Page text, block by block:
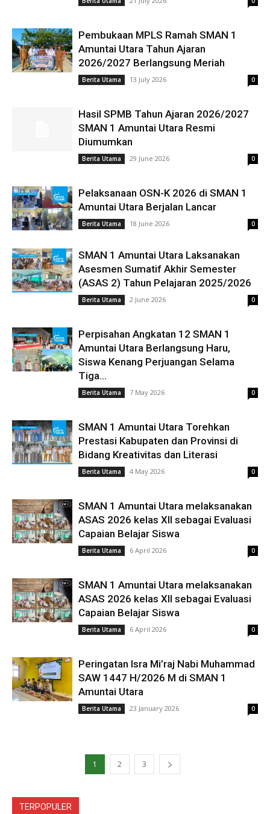
Pembukaan MPLS Ramah SMAN 1
Amuntai Utara Tahun Ajaran
2026/2027 Berlangsung Meriah
Berita Utama 13 July 2026 0
Hasil SPMB Tahun Ajaran 2026/2027
SMAN 1 Amuntai Utara Resmi
Diumumkan
Berita Utama 29 June 2026 0
Pelaksanaan OSN-K 2026 di SMAN 1
Amuntai Utara Berjalan Lancar
Berita Utama 18 June 2026 0
SMAN 1 Amuntai Utara Laksanakan
Asesmen Sumatif Akhir Semester
(ASAS 2) Tahun Pelajaran 2025/2026
Berita Utama 2 June 2026 0
Perpisahan Angkatan 12 SMAN 1
Amuntai Utara Berlangsung Haru,
Siswa Kenang Perjuangan Selama
Tiga...
Berita Utama 7 May 2026 0
SMAN 1 Amuntai Utara Torehkan
Prestasi Kabupaten dan Provinsi di
Bidang Kreativitas dan Literasi
Berita Utama 4 May 2026 0
SMAN 1 Amuntai Utara melaksanakan
ASAS 2026 kelas XII sebagai Evaluasi
Capaian Belajar Siswa
Berita Utama 6 April 2026 0
SMAN 1 Amuntai Utara melaksanakan
ASAS 2026 kelas XII sebagai Evaluasi
Capaian Belajar Siswa
Berita Utama 6 April 2026 0
Peringatan Isra Mi’raj Nabi Muhammad
SAW 1447 H/2026 M di SMAN 1
Amuntai Utara
Berita Utama 23 January 2026 0
1 2 3
TERPOPULER